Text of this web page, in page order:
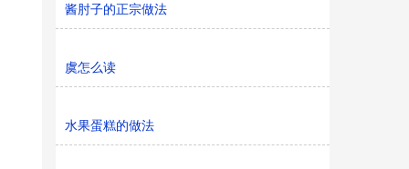
酱肘子的正宗做法
虞怎么读
水果蛋糕的做法